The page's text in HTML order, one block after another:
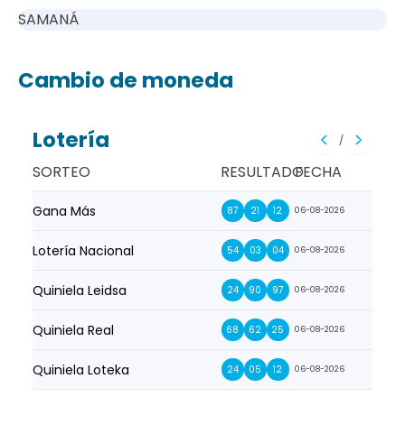
SAMANÁ
Cambio de moneda
Lotería /
SORTEO RESULTADOFECHA
Gana Más 87 21 12 06-08-2026
Lotería Nacional 54 03 04 06-08-2026
Quiniela Leidsa 24 90 97 06-08-2026
Quiniela Real 68 62 25 06-08-2026
Quiniela Loteka 24 05 12 06-08-2026